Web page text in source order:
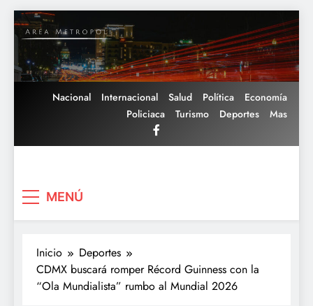
Saltar
al
contenido
Nacional Internacional Salud Política
Economía
Policiaca
Turismo Deportes Mas
MENÚ
Inicio
Deportes
CDMX buscará romper Récord Guinness con la
“Ola Mundialista” rumbo al Mundial 2026